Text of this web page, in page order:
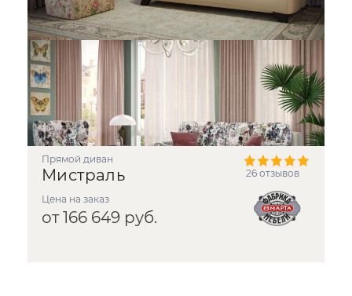
прямой диван
Мистраль
Цена на заказ
от 166 649 руб.
26 отзывов